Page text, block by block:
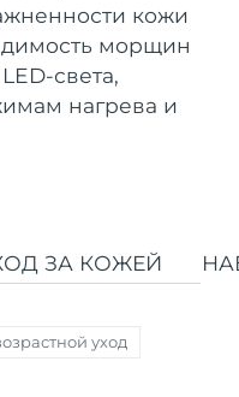
кожи
морщин
света,
нагрева и
ЗА КОЖЕЙ
уход
дата доставки
дата доставки
8/10/26
8/10/26